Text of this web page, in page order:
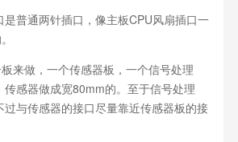
普通两针插口，像主板CPU风扇插口一
做，一个传感器板，一个信号处理
感器做成宽80mm的。至于信号处理
与传感器的接口尽量靠近传感器板的接